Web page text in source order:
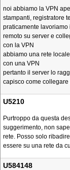
noi abbiamo la VPN
stampanti, registratore
praticamente
remoto su server e
con la VPN
abbiamo una rete
con una VPN
pertanto il server lo
capisco come
U5210
Purtroppo da questa
suggerimento, non
rete. Posso solo
essere su una rete da
U584148